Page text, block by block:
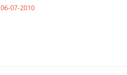
06-07-2010